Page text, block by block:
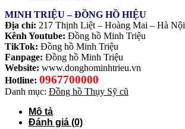
MINH TRIỆU – ĐỒNG HỒ HIỆU
Địa chỉ: 217 Thịnh Liệt – Hoàng Mai – Hà Nội
Kênh Youtube: Đồng hồ Minh Triệu
TikTok: Đồng hồ Minh Triệu
Fanpage: Đồng hồ Minh Triệu
Website: www.donghominhtrieu.vn
Hotline: 0967700000
Danh mục: Đồng hồ Thụy Sỹ cũ
Mô tả
Đánh giá (0)